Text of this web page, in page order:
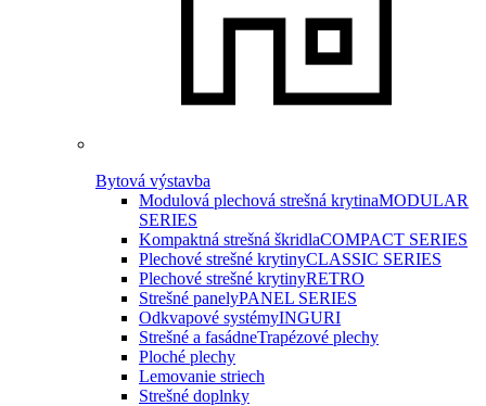
Bytová výstavba
Modulová plechová strešná krytinaMODULAR
SERIES
Kompaktná strešná škridlaCOMPACT SERIES
Plechové strešné krytinyCLASSIC SERIES
Plechové strešné krytinyRETRO
Strešné panelyPANEL SERIES
Odkvapové systémyINGURI
Strešné a fasádneTrapézové plechy
Ploché plechy
Lemovanie striech
Strešné doplnky